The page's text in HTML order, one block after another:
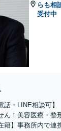
らも相
受付中
話・LINE相談可
ん！美容医療・整
籍】事務所内で連